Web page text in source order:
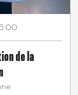
de la